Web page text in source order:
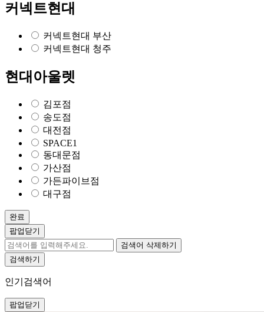
커넥트현대
커넥트현대 부산
커넥트현대 청주
현대아울렛
김포점
송도점
대전점
SPACE1
동대문점
가산점
가든파이브점
대구점
완료
팝업닫기
검색어 삭제하기
검색하기
인기검색어
팝업닫기